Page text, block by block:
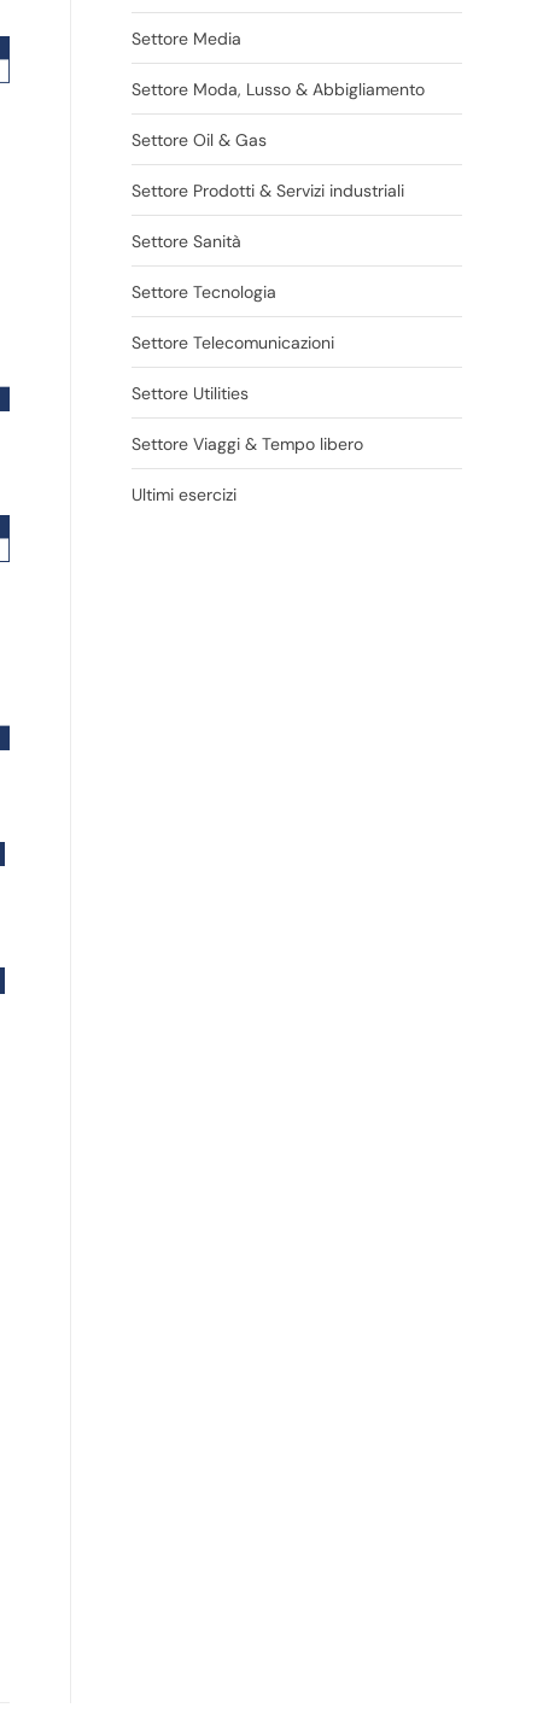
Settore Media
Settore Moda, Lusso & Abbigliamento
Settore Oil & Gas
Settore Prodotti & Servizi industriali
Settore Sanità
Settore Tecnologia
Settore Telecomunicazioni
Settore Utilities
Settore Viaggi & Tempo libero
Ultimi esercizi